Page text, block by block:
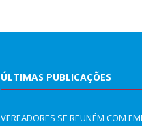
ÚLTIMAS PUBLICAÇÕES
VEREADORES SE REUNÉM COM